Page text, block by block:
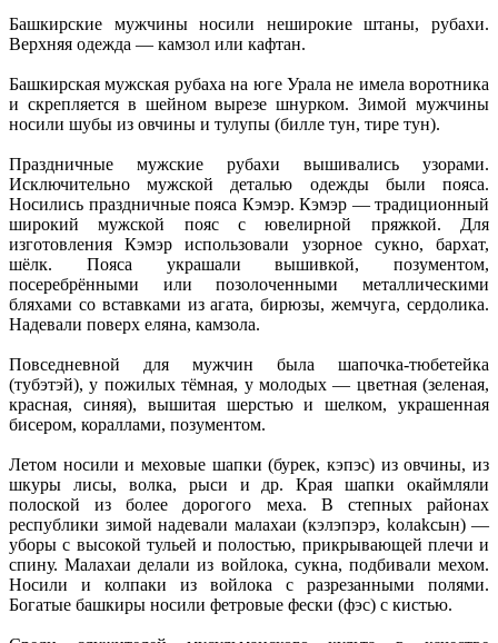
Башкирские мужчины носили неширокие штаны, рубахи.
Верхняя одежда — камзол или кафтан.
Башкирская мужская рубаха на юге Урала не имела воротника
и скрепляется в шейном вырезе шнурком. Зимой мужчины
носили шубы из овчины и тулупы (билле тун, тире тун).
Праздничные мужские рубахи вышивались узорами.
Исключительно мужской деталью одежды были пояса.
Носились праздничные пояса Кэмэр. Кэмэр — традиционный
широкий мужской пояс с ювелирной пряжкой. Для
изготовления Кэмэр использовали узорное сукно, бархат,
шёлк. Пояса украшали вышивкой, позументом,
посеребрёнными или позолоченными металлическими
бляхами со вставками из агата, бирюзы, жемчуга, сердолика.
Надевали поверх еляна, камзола.
Повседневной для мужчин была шапочка-тюбетейка
(тубэтэй), у пожилых тёмная, у молодых — цветная (зеленая,
красная, синяя), вышитая шерстью и шелком, украшенная
бисером, кораллами, позументом.
Летом носили и меховые шапки (бурек, кэпэс) из овчины, из
шкуры лисы, волка, рыси и др. Края шапки окаймляли
полоской из более дорогого меха. В степных районах
республики зимой надевали малахаи (кэлэпэрэ, kолаkсын) —
уборы с высокой тульей и полостью, прикрывающей плечи и
спину. Малахаи делали из войлока, сукна, подбивали мехом.
Носили и колпаки из войлока с разрезанными полями.
Богатые башкиры носили фетровые фески (фэс) с кистью.